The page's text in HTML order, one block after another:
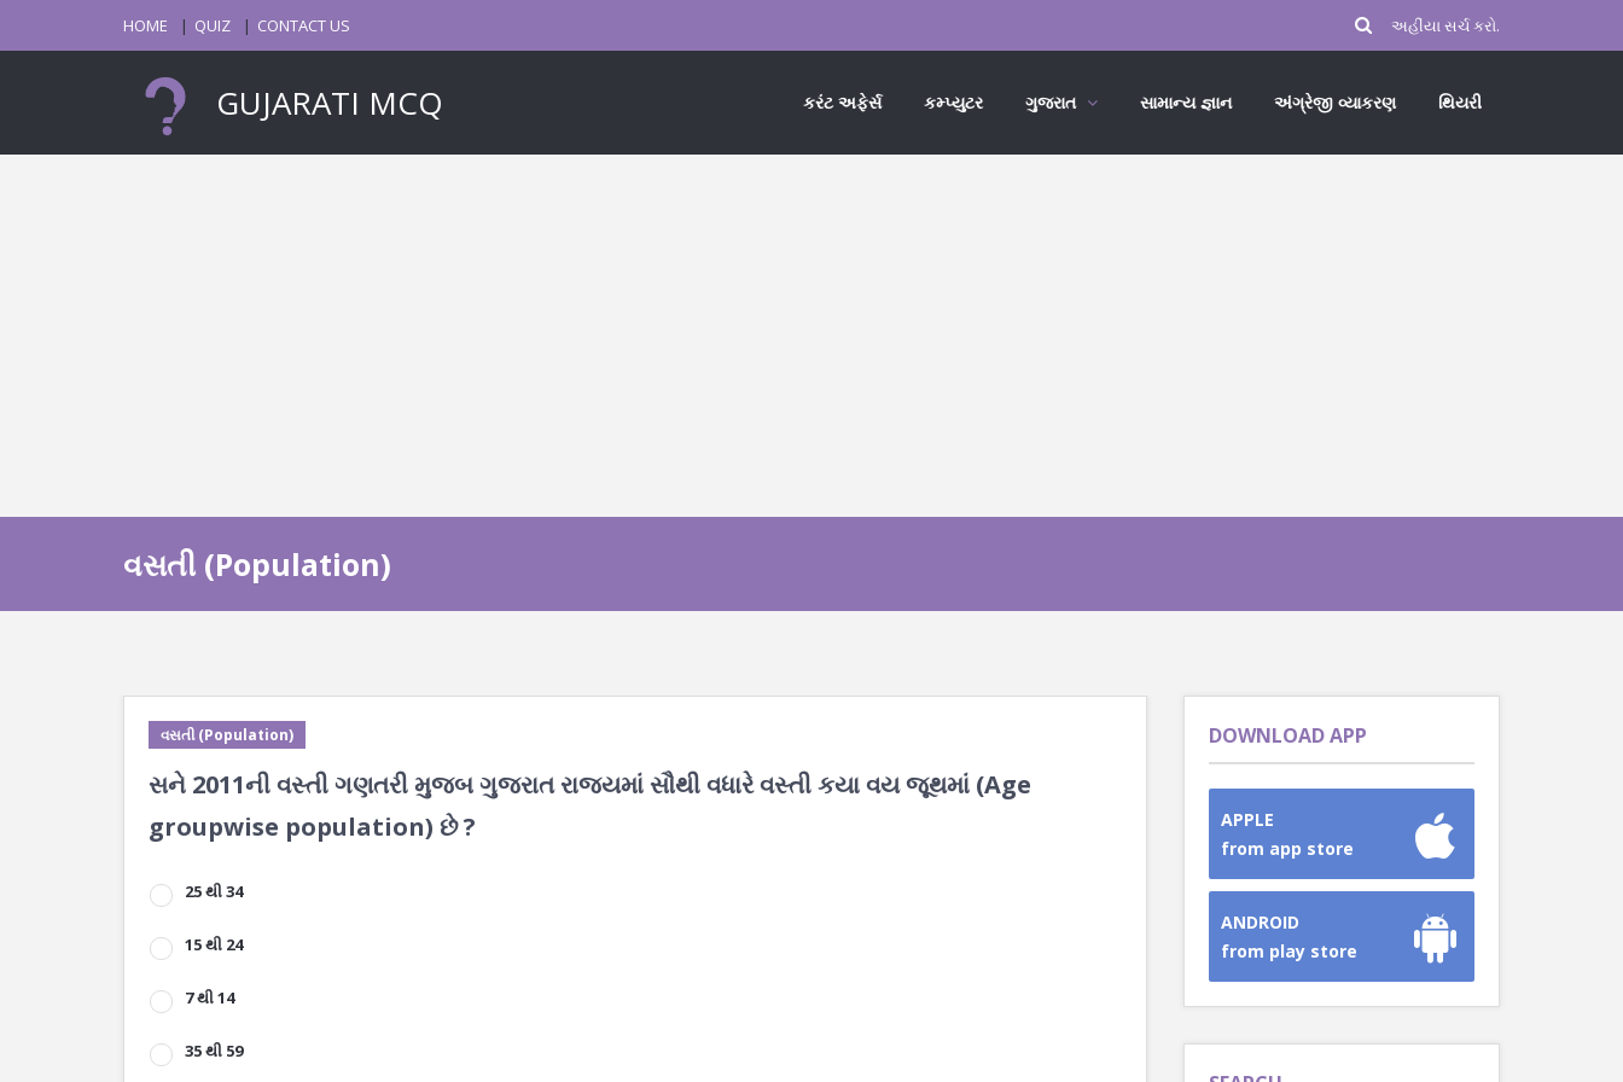
HOME QUIZ CONTACT US
GUJARATI MCQ કરંટ અફેર્સ કમ્પ્યુટર ગુજરાત સામાન્ય જ્ઞાન અંગ્રેજી વ્યાકરણ થિયરી
વસતી (Population)
વસતી (Population)
સને 2011ની વસ્તી ગણતરી મુજબ ગુજરાત રાજ્યમાં સૌથી વધારે વસ્તી કયા વય જૂથમાં (Age
groupwise population) છે ?
25 થી 34
15 થી 24
7 થી 14
35 થી 59
DOWNLOAD APP
APPLE
from app store
ANDROID
from play store